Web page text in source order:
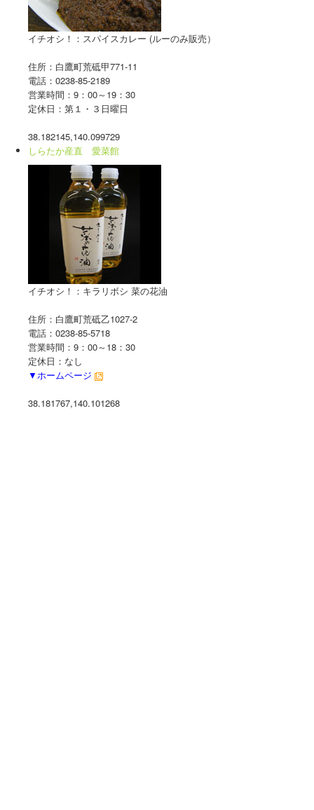
イチオシ！：スパイスカレー (ルーのみ販売）
住所：白鷹町荒砥甲771-11
電話：0238-85-2189
営業時間：9：00～19：30
定休日：第１・３日曜日
38.182145,140.099729
しらたか産直 愛菜館
イチオシ！：キラリボシ 菜の花油
住所：白鷹町荒砥乙1027-2
電話：0238-85-5718
営業時間：9：00～18：30
定休日：なし
▼ホームページ
38.181767,140.101268